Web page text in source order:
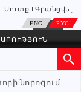
Մուտք Գրանցվել
ENG РУС
նորոգում